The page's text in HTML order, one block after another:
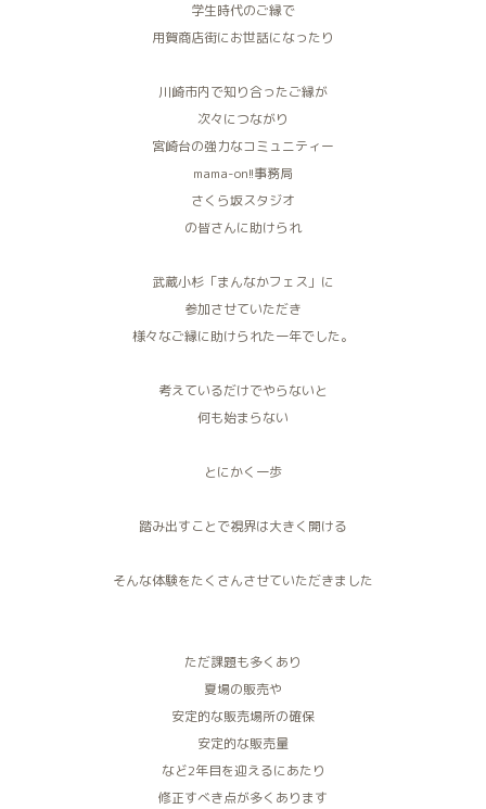
学生時代のご縁で
用賀商店街にお世話になったり
川崎市内で知り合ったご縁が
次々につながり
宮崎台の強力なコミュニティー
mama-on!!事務局
さくら坂スタジオ
の皆さんに助けられ
武蔵小杉「まんなかフェス」に
参加させていただき
様々なご縁に助けられた一年でした。
考えているだけでやらないと
何も始まらない
とにかく一歩
踏み出すことで視界は大きく開ける
そんな体験をたくさんさせていただきました
ただ課題も多くあり
夏場の販売や
安定的な販売場所の確保
安定的な販売量
など2年目を迎えるにあたり
修正すべき点が多くあります